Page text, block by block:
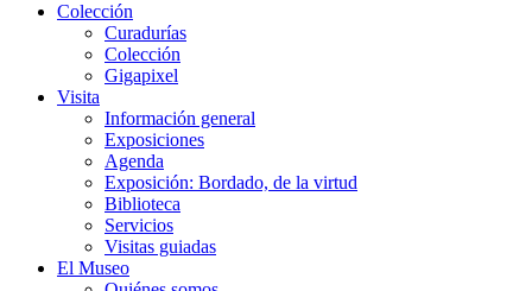
Colección
Curadurías
Colección
Gigapixel
Visita
Información general
Exposiciones
Agenda
Exposición: Bordado, de la virtud
Biblioteca
Servicios
Visitas guiadas
El Museo